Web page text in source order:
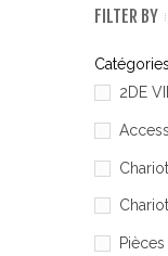
FILTER BY
Catégories
2DE